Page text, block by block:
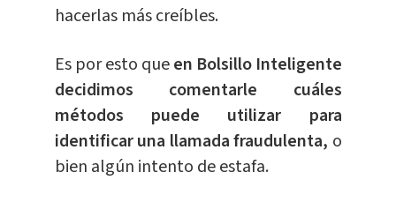
hacerlas más creíbles.
Es por esto queen Bolsillo Inteligente
decidimos comentarle cuáles
métodos puede utilizar para
identificar una llamada fraudulenta, o
bien algún intento de estafa.